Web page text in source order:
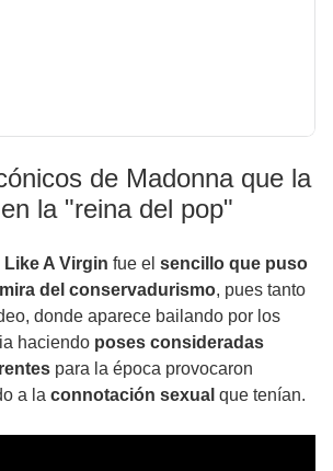
de Madonna que la
la "reina del pop"
Like A Virgin fue el sencillo que puso
mira del conservadurismo, pues tanto
donde aparece bailando por los
haciendo poses consideradas
para la época provocaron
a la connotación sexual que tenían.